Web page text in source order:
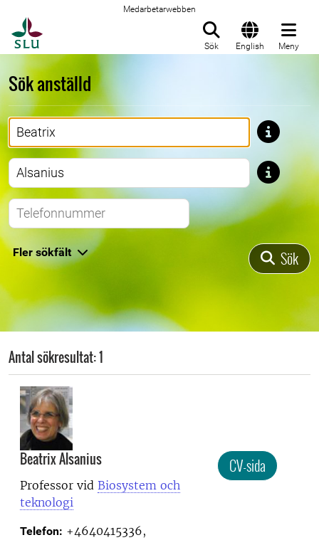
Medarbetarwebben
Sök English Meny
Sök anställd
Förnamn
Efternamn
Telefonnummer
Fler sökfält Sök
Antal sökresultat: 1
Beatrix Alsanius
Professor vid Biosystem och
teknologi
Telefon: +4640415336,
CV-sida